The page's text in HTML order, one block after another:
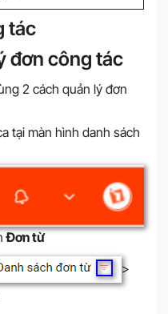
tác
đơn công tác
2 cách quản lý đơn
tại màn hình danh sách
Đơn từ
>